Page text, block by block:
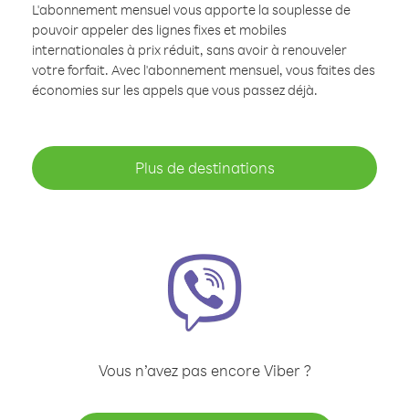
L'abonnement mensuel vous apporte la souplesse de
pouvoir appeler des lignes fixes et mobiles
internationales à prix réduit, sans avoir à renouveler
votre forfait. Avec l'abonnement mensuel, vous faites des
économies sur les appels que vous passez déjà.
Plus de destinations
Vous n’avez pas encore Viber ?